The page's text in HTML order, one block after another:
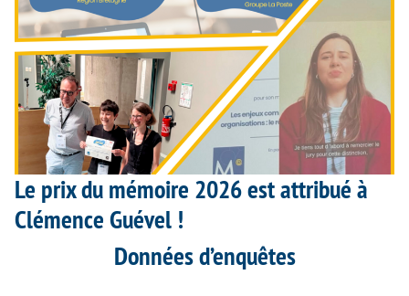
Le prix du mémoire 2026 est attribué à
Clémence Guével !
Données d’enquêtes